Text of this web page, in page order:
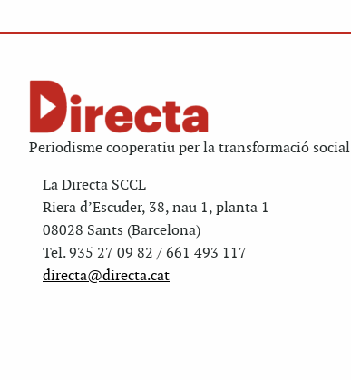
Periodisme cooperatiu per la transformació social
La Directa SCCL
Riera d’Escuder, 38, nau 1, planta 1
08028 Sants (Barcelona)
Tel. 935 27 09 82 / 661 493 117
directa@directa.cat